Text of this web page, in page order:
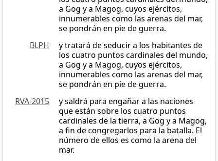
a Gog y a Magog, cuyos ejércitos,
innumerables como las arenas del mar,
se pondrán en pie de guerra.
BLPH
y tratará de seducir a los habitantes de
los cuatro puntos cardinales del mundo,
a Gog y a Magog, cuyos ejércitos,
innumerables como las arenas del mar,
se pondrán en pie de guerra.
RVA-2015
y saldrá para engañar a las naciones
que están sobre los cuatro puntos
cardinales de la tierra, a Gog y a Magog,
a fin de congregarlos para la batalla. El
número de ellos es como la arena del
mar.